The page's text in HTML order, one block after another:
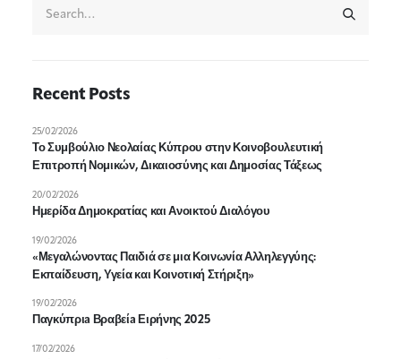
Recent Posts
Το Συμβούλιο Νεολαίας Κύπρου στην Κοινοβουλευτική
Επιτροπή Νομικών, Δικαιοσύνης και Δημοσίας Τάξεως
25/02/2026
Ημερίδα Δημοκρατίας και Ανοικτού Διαλόγου
20/02/2026
«Μεγαλώνοντας Παιδιά σε μια Κοινωνία Αλληλεγγύης:
Εκπαίδευση, Υγεία και Κοινοτική Στήριξη»
19/02/2026
Παγκύπριa Βραβείa Ειρήνης 2025
19/02/2026
17/02/2026